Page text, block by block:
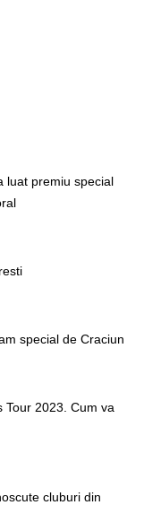
luat premiu special
special de Craciun
Tour 2023. Cum va
cluburi din